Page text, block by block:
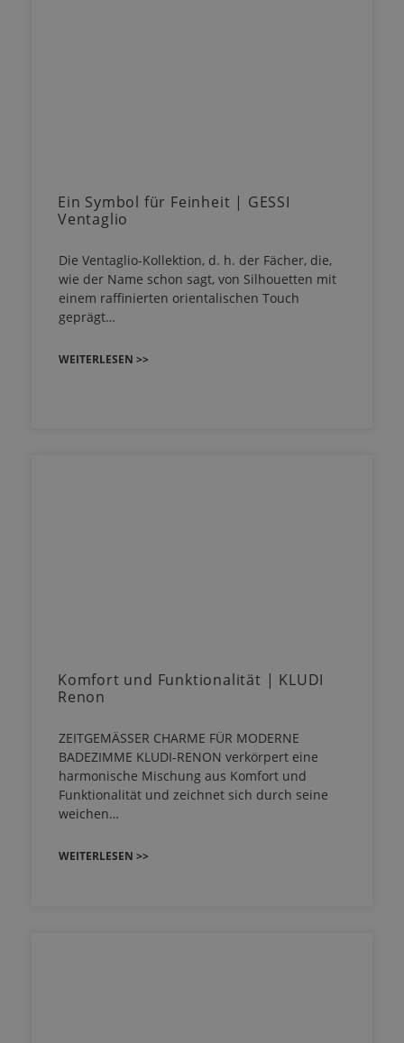
Ein Symbol für Feinheit | GESSI
Ventaglio
Die Ventaglio-Kollektion, d. h. der Fächer, die,
wie der Name schon sagt, von Silhouetten mit
einem raffinierten orientalischen Touch
geprägt…
WEITERLESEN >>
Komfort und Funktionalität | KLUDI
Renon
ZEITGEMÄSSER CHARME FÜR MODERNE
BADEZIMME KLUDI-RENON verkörpert eine
harmonische Mischung aus Komfort und
Funktionalität und zeichnet sich durch seine
weichen…
WEITERLESEN >>